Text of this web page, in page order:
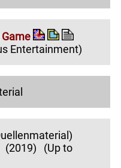
Entertainment)
(2019)
(Up to